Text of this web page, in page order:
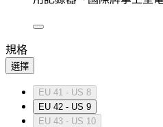
規格
選擇
EU 41 - US 8
EU 42 - US 9
EU 43 - US 10